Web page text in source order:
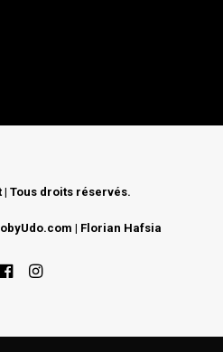
| Tous droits réservés.
| Florian Hafsia